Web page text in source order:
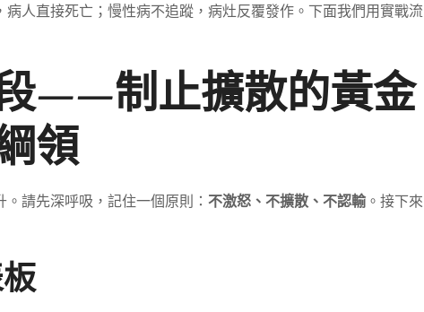
人直接死亡；慢性病不追蹤，病灶反覆發作。下面我們用實戰流
——制止擴散的黃金
領
請先深呼吸，記住一個原則： 不激怒、不擴散、不認輸 。接下來